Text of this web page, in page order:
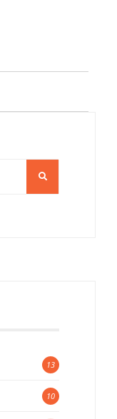
13
10